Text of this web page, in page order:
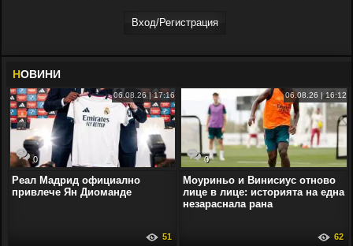
Вход/Регистрaция
НОВИНИ
0
06.08.26 | 17:16
Реал Мадрид официално
привлече Ян Диоманде
51
0
06.08.26 | 16:12
Моуриньо и Винисиус отново
лице в лице: историята на една
незараснала рана
62